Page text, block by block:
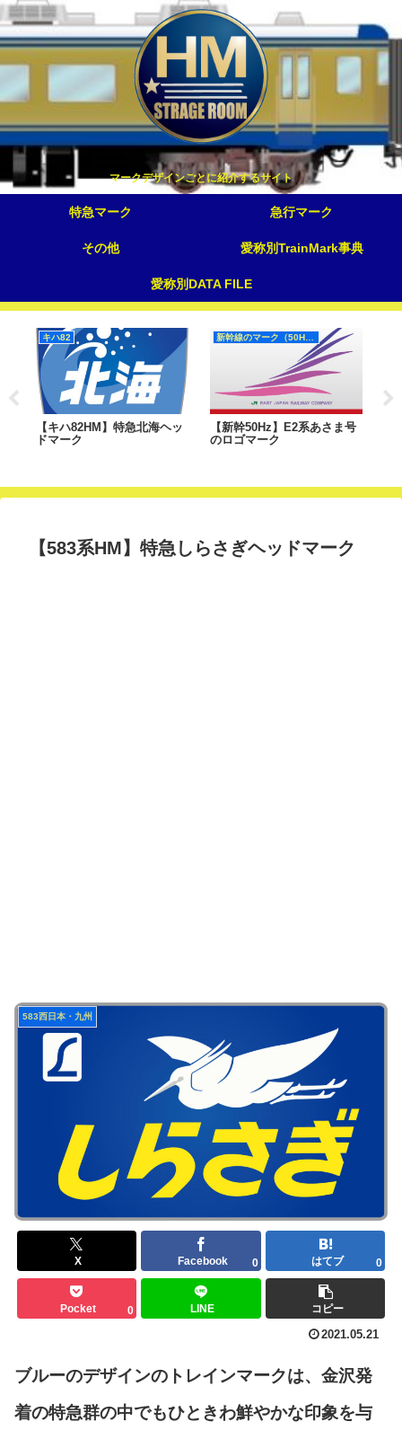
マークデザインごとに紹介するサイト
特急マーク 急行マーク
その他 愛称別TrainMark事典
愛称別DATA FILE
キハ82
【キハ82HM】特急北海ヘッ
ドマーク
新幹線のマーク（50Hz）
【新幹50Hz】E2系あさま号
のロゴマーク
【583系HM】特急しらさぎヘッドマーク
583西日本・九州
X Facebook 0 はてブ 0
Pocket 0 LINE コピー
2021.05.21
ブルーのデザインのトレインマークは、金沢発
着の特急群の中でもひときわ鮮やかな印象を与